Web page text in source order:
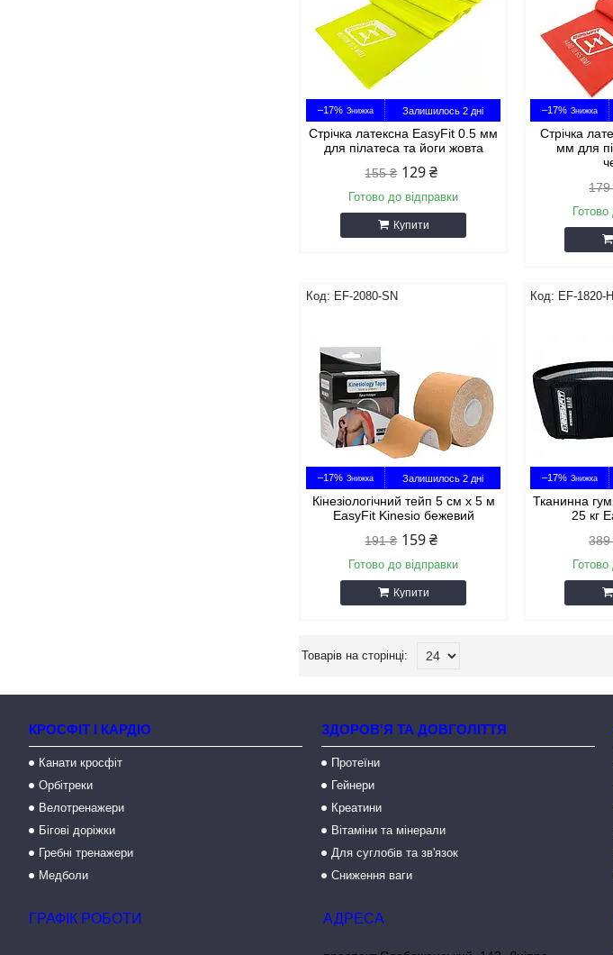
–17% Залишилось 2 дні
Стрічка латексна EasyFit 0.5 мм
для пілатеса та йоги жовта
155 ₴ 129 ₴
Готово до відправки
Купити
–17%
Стрічка
мм для
179
Готово
EF-2080-SN
–17% Залишилось 2 дні
Кінезіологічний тейп 5 см х 5 м
EasyFit Kinesio бежевий
191 ₴ 159 ₴
Готово до відправки
Купити
EF-1820-H
–17%
Тканинна
25 кг
389
Готово
КРОСФІТ І КАРДІО
Канати кросфіт
Орбітреки
Велотренажери
Бігові доріжки
Гребні тренажери
Медболи
ЗДОРОВ'Я ТА ДОВГОЛІТТЯ
Протеїни
Гейнери
Креатини
Вітаміни та мінерали
Для суглобів та зв'язок
Сниження ваги
ГРАФІК РОБОТИ